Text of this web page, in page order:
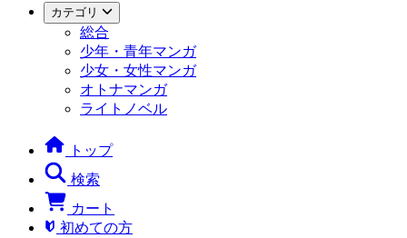
カテゴリ
総合
少年・青年マンガ
少女・女性マンガ
オトナマンガ
ライトノベル
トップ
検索
カート
初めての方